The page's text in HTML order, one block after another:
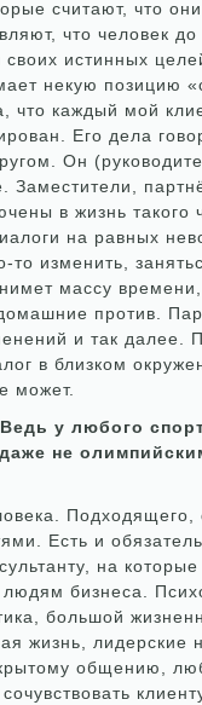
считают, что
что человек до
истинных
некую позицию
что каждый мой
Его дела
Он
Заместители,
в жизнь такого
на равных
то изменить,
массу времени,
против.
и так далее.
в близком
может.
у любого
не
Подходящего,
Есть и
на которые
бизнеса.
большой
жизнь, лидерские
общению,